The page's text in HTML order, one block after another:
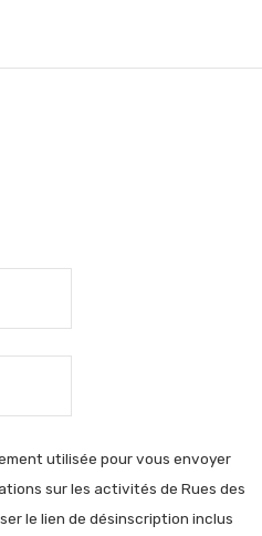
utilisée pour vous envoyer
sur les activités de Rues des
le lien de désinscription inclus